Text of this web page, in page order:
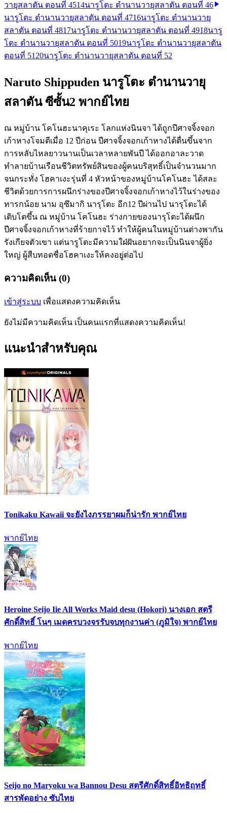
วายุสลาตัน ตอนที่ 4514นารูโตะ ตำนานวายุสลาตัน ตอนที่ 46
นารูโตะ ตำนานวายุสลาตัน ตอนที่ 4716นารูโตะ ตำนานวายุ
สลาตัน ตอนที่ 4817นารูโตะ ตำนานวายุสลาตัน ตอนที่ 4918นารู
โตะ ตำนานวายุสลาตัน ตอนที่ 5019นารูโตะ ตำนานวายุสลาตัน
ตอนที่ 51 20นารูโตะ ตำนานวายุสลาตัน ตอนที่ 52
Naruto Shippuden นารูโตะ ตำนานวายุ
สลาตัน ซีซั้น2 พากย์ไทย
ณ หมู่บ้าน โคโนฮะนาคุเระ โลกแห่งนินจา ได้ถูกปีศาจจิ้งจอก
เก้าหางโจมตีเมื่อ 12 ปีก่อน ปีศาจจิ้งจอกเก้าหางได้ตื่นขึ้นจาก
การหลับไหลยาวนานเป็นเวลาหลายพันปี ได้ออกอาละวาด
ทำลายบ้านเรือนชีวิตทรัพย์สินของผู้คนบริสุทธิ์เป็นจำนวนมาก
จนกระทั่ง โฮคาเงะรุ่นที่ 4 หัวหน้าของหมู่บ้านโคโนฮะ ได้สละ
ชีวิตด้วยการการผนึกร่างของปีศาจจิ้งจอกเก้าหางไว้ในร่างของ
ทารกน้อย นาม อุซึมากิ นารุโตะ อีก12 ปีผ่านไป นารุโตะได้
เติบโตขึ้น ณ หมู่บ้าน โคโนฮะ ร่างกายของนารุโตะได้ผนึก
ปีศาจจิ้งจอกเก้าหางที่ร้ายกาจไว้ ทำให้ผู้คนในหมู่บ้านต่างพากัน
รังเกียจตัวเขา แต่นารูโตะมีความใฝ่ฝันอยากจะเป็นนินจาผู้ยิ่ง
ใหญ่ ผู้สืบทอดชื่อโฮคาเงะให้คงอยู่ต่อไป
ความคิดเห็น (0)
เข้าสู่ระบบ เพื่อแสดงความคิดเห็น
ยังไม่มีความคิดเห็น เป็นคนแรกที่แสดงความคิดเห็น!
แนะนำสำหรับคุณ
Tonikaku Kawaii จะยังไงภรรยาผมก็น่ารัก พากย์ไทย
พากย์ไทย
Heroine Seijo Iie All Works Maid desu (Hokori) นางเอก สตรี
ศักดิ์สิทธิ์ โนๆ เมดครบวงจรรับจบทุกงานค่า (ภูมิใจ) พากย์ไทย
พากย์ไทย
Seijo no Maryoku wa Bannou Desu สตรีศักดิ์สิทธิ์อิทธิฤทธิ์
สารพัดอย่าง ซับไทย